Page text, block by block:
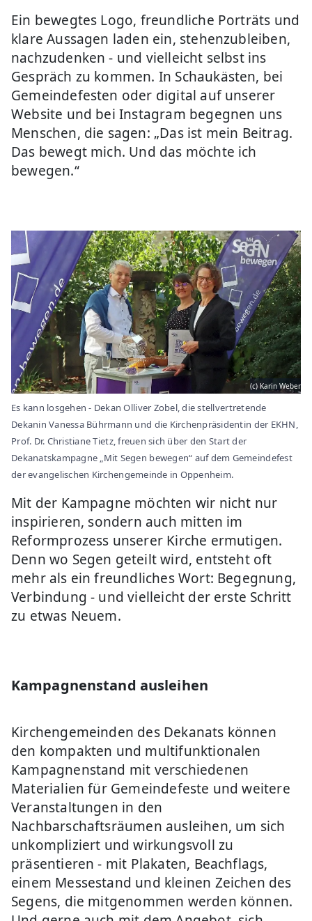
Ein bewegtes Logo, freundliche Porträts und
klare Aussagen laden ein, stehenzubleiben,
nachzudenken - und vielleicht selbst ins
Gespräch zu kommen. In Schaukästen, bei
Gemeindefesten oder digital auf unserer
Website und bei Instagram begegnen uns
Menschen, die sagen: „Das ist mein Beitrag.
Das bewegt mich. Und das möchte ich
bewegen.“
(c) Karin Weber
Es kann losgehen - Dekan Olliver Zobel, die stellvertretende
Dekanin Vanessa Bührmann und die Kirchenpräsidentin der EKHN,
Prof. Dr. Christiane Tietz, freuen sich über den Start der
Dekanatskampagne „Mit Segen bewegen“ auf dem Gemeindefest
der evangelischen Kirchengemeinde in Oppenheim.
Mit der Kampagne möchten wir nicht nur
inspirieren, sondern auch mitten im
Reformprozess unserer Kirche ermutigen.
Denn wo Segen geteilt wird, entsteht oft
mehr als ein freundliches Wort: Begegnung,
Verbindung - und vielleicht der erste Schritt
zu etwas Neuem.
Kampagnenstand ausleihen
Kirchengemeinden des Dekanats können
den kompakten und multifunktionalen
Kampagnenstand mit verschiedenen
Materialien für Gemeindefeste und weitere
Veranstaltungen in den
Nachbarschaftsräumen ausleihen, um sich
unkompliziert und wirkungsvoll zu
präsentieren - mit Plakaten, Beachflags,
einem Messestand und kleinen Zeichen des
Segens, die mitgenommen werden können.